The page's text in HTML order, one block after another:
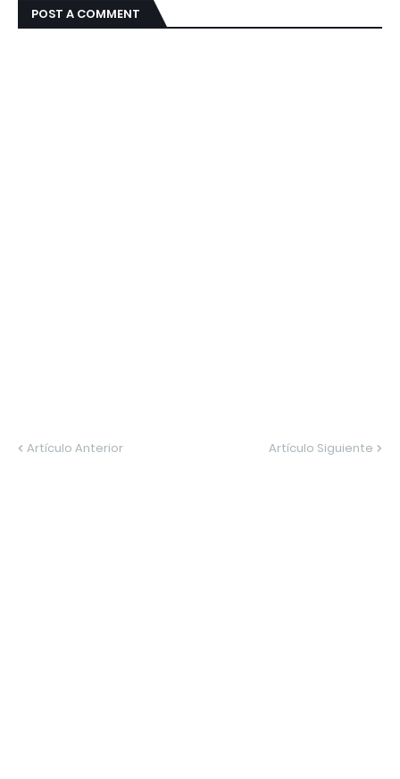
POST A COMMENT
Artículo Anterior Artículo Siguiente